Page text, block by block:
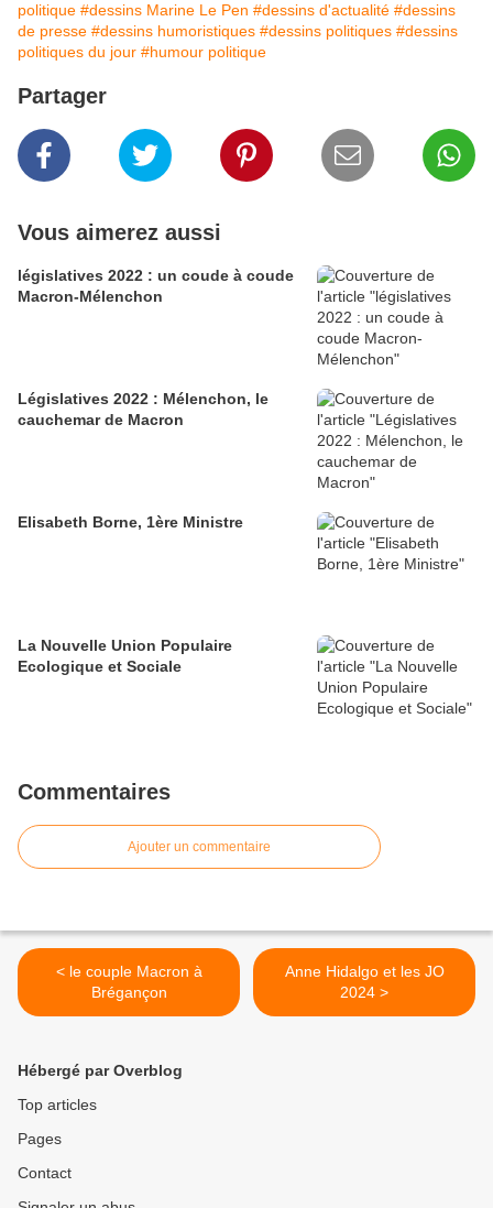
politique #dessins Marine Le Pen #dessins d'actualité #dessins
de presse #dessins humoristiques #dessins politiques #dessins
politiques du jour #humour politique
Partager
Vous aimerez aussi
législatives 2022 : un coude à coude
Macron-Mélenchon
Législatives 2022 : Mélenchon, le
cauchemar de Macron
Elisabeth Borne, 1ère Ministre
La Nouvelle Union Populaire
Ecologique et Sociale
Commentaires
Ajouter un commentaire
< le couple Macron à
Brégançon
Anne Hidalgo et les JO
2024 >
Hébergé par Overblog
Top articles
Pages
Contact